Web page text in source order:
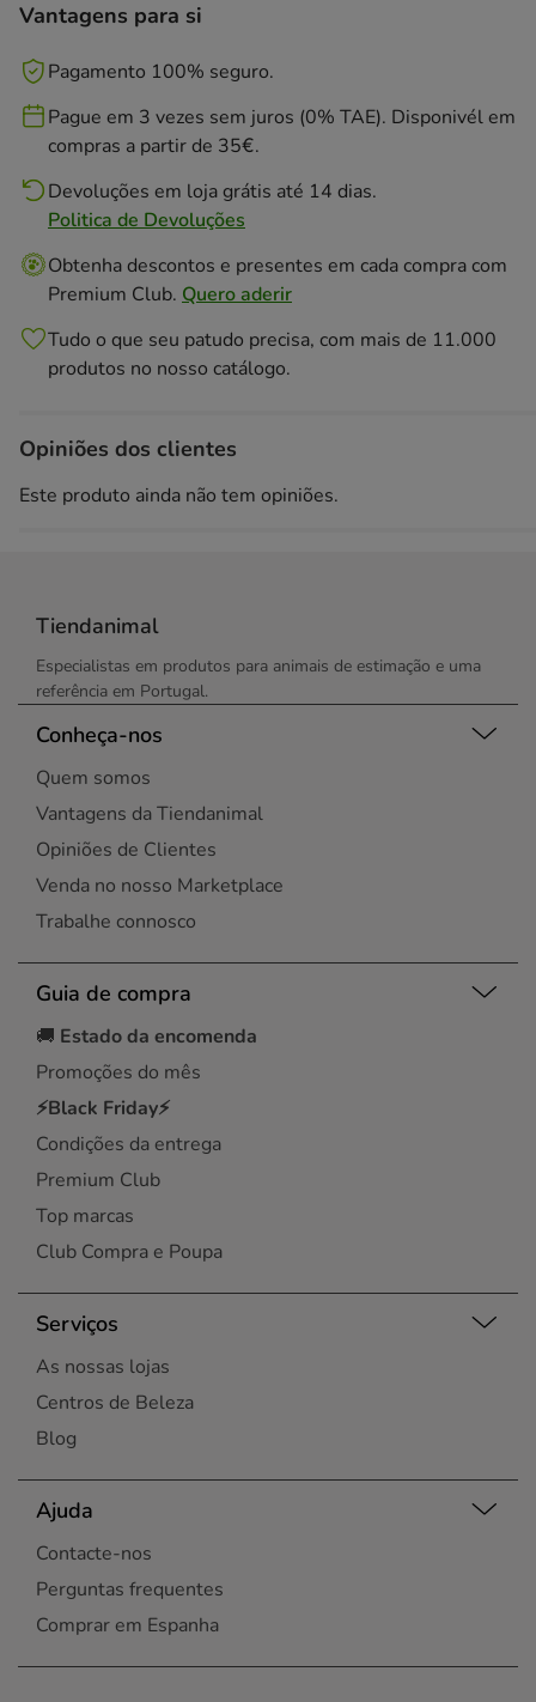
Vantagens para si
Pagamento 100% seguro.
Pague em 3 vezes sem juros (0% TAE). Disponivél em
compras a partir de 35€.
Devoluções em loja grátis até 14 dias.
Politica de Devoluções
Obtenha descontos e presentes em cada compra com
Premium Club. Quero aderir
Tudo o que seu patudo precisa, com mais de 11.000
produtos no nosso catálogo.
Opiniões dos clientes
Este produto ainda não tem opiniões.
Tiendanimal
Especialistas em produtos para animais de estimação e uma
referência em Portugal.
Conheça-nos
Quem somos
Vantagens da Tiendanimal
Opiniões de Clientes
Venda no nosso Marketplace
Trabalhe connosco
Guia de compra
🚚 Estado da encomenda
Promoções do mês
⚡Black Friday⚡
Condições da entrega
Premium Club
Top marcas
Club Compra e Poupa
Serviços
As nossas lojas
Centros de Beleza
Blog
Ajuda
Contacte-nos
Perguntas frequentes
Comprar em Espanha